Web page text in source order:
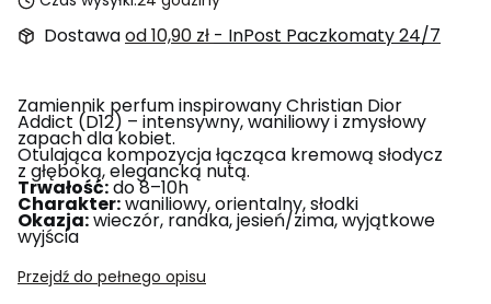
Dostawaod 10,90 zł - InPost Paczkomaty 24/7
Zamiennik perfum inspirowany Christian Dior
Addict (D12) – intensywny, waniliowy i zmysłowy
zapach dla kobiet.
Otulająca kompozycja łącząca kremową słodycz
z głęboką, elegancką nutą.
Trwałość:do 8–10h
Charakter:waniliowy, orientalny, słodki
Okazja:wieczór, randka, jesień/zima, wyjątkowe
wyjścia
Przejdź do pełnego opisu